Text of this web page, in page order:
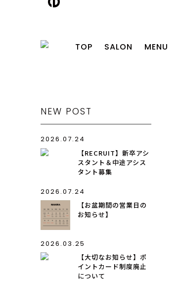
TOP SALON MENU
NEW POST
2026.07.24
【RECRUIT】新卒アシ
スタント＆中途アシス
タント募集
2026.07.24
【お盆期間の営業日の
お知らせ】
2026.03.25
【大切なお知らせ】ポ
イントカード制度廃止
について